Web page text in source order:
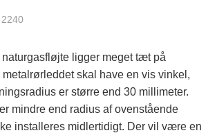
ligger meget tæt på
metalrørleddet skal have en vis vinkel,
er større end 30 millimeter.
mindre end radius af ovenstående
installeres midlertidigt. Der vil være en